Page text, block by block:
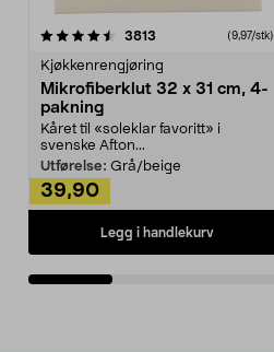
3813 anmeldelser(9,97/stk)
Kjøkkenrengjøring
Mikrofiberklut 32 x 31 cm, 4-
pakning
Kåret til «soleklar favoritt» i
svenske Afton...
Utførelse: Grå/beige
39,90
Legg i handlekurv
4.5av 5 stjerner